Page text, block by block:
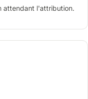
attendant l'attribution.